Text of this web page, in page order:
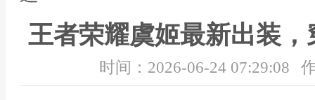
王者荣耀虞姬最新出装
时间：2026-06-24 07:29:08